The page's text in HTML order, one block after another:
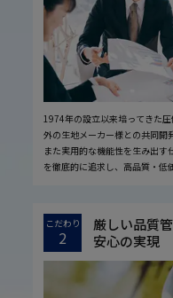
1974年の設立以来培ってきた
外の生地メーカー様との共同開
また実用的な機能性を生み出す
を徹底的に追求し、高品質・低
こだわり
2
厳しい品質
安心の実現